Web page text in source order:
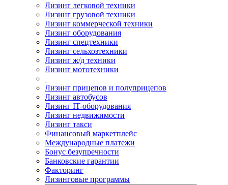
Лизинг легковой техники
Лизинг грузовой техники
Лизинг коммерческой техники
Лизинг оборудования
Лизинг спецтехники
Лизинг сельхозтехники
Лизинг ж/д техники
Лизинг мототехники
Лизинг прицепов и полуприцепов
Лизинг автобусов
Лизинг IT-оборудования
Лизинг недвижимости
Лизинг такси
Финансовый маркетплейс
Международные платежи
Бонус безупречности
Банковские гарантии
Факторинг
Лизинговые программы